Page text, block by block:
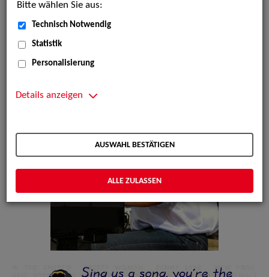
Bitte wählen Sie aus:
Technisch Notwendig
Statistik
Personalisierung
Details anzeigen
AUSWAHL BESTÄTIGEN
ALLE ZULASSEN